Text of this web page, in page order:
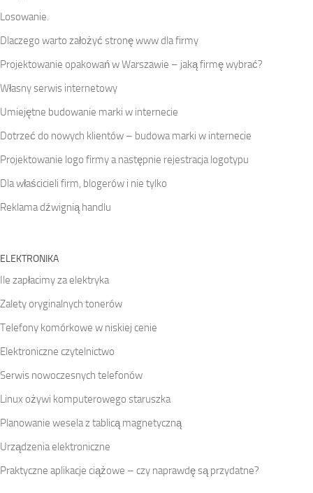
Losowanie.
Dlaczego warto założyć stronę www dla firmy
Projektowanie opakowań w Warszawie – jaką firmę wybrać?
Własny serwis internetowy
Umiejętne budowanie marki w internecie
Dotrzeć do nowych klientów – budowa marki w internecie
Projektowanie logo firmy a następnie rejestracja logotypu
Dla właścicieli firm, blogerów i nie tylko
Reklama dźwignią handlu
ELEKTRONIKA
Ile zapłacimy za elektryka
Zalety oryginalnych tonerów
Telefony komórkowe w niskiej cenie
Elektroniczne czytelnictwo
Serwis nowoczesnych telefonów
Linux ożywi komputerowego staruszka
Planowanie wesela z tablicą magnetyczną
Urządzenia elektroniczne
Praktyczne aplikacje ciążowe – czy naprawdę są przydatne?